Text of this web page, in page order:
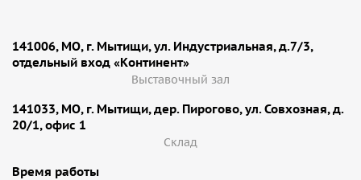
141006, МО, г. Мытищи, ул. Индустриальная, д.7/3,
отдельный вход «Континент»
Выставочный зал
141033, МО, г. Мытищи, дер. Пирогово, ул. Совхозная, д.
20/1, офис 1
Cклад
Время работы